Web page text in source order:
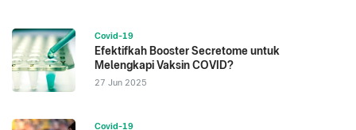
Covid-19
Efektifkah Booster Secretome untuk
Melengkapi Vaksin COVID?
27 Jun 2025
Covid-19